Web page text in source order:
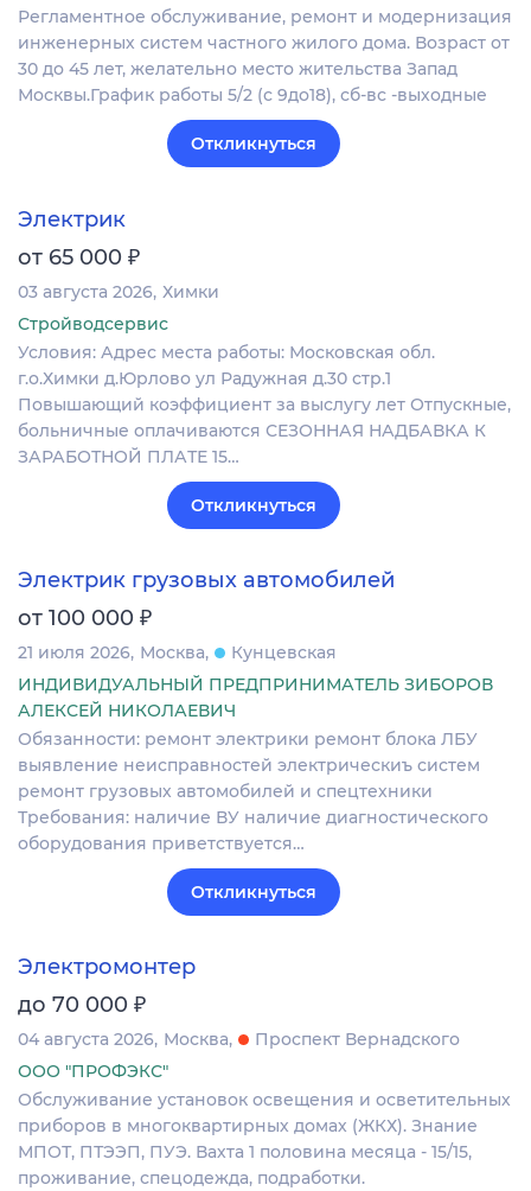
Регламентное обслуживание, ремонт и модернизация
инженерных систем частного жилого дома. Возраст от
30 до 45 лет, желательно место жительства Запад
Москвы.График работы 5/2 (с 9до18), сб-вс -выходные
Откликнуться
Электрик
от 65 000 ₽
03 августа 2026 Химки
Стройводсервис
Условия: Адрес места работы: Московская обл.
г.о.Химки д.Юрлово ул Радужная д.30 стр.1
Повышающий коэффициент за выслугу лет Отпускные,
больничные оплачиваются СЕЗОННАЯ НАДБАВКА К
ЗАРАБОТНОЙ ПЛАТЕ 15…
Откликнуться
Электрик грузовых автомобилей
от 100 000 ₽
21 июля 2026 Москва
Кунцевская
ИНДИВИДУАЛЬНЫЙ ПРЕДПРИНИМАТЕЛЬ ЗИБОРОВ
АЛЕКСЕЙ НИКОЛАЕВИЧ
Обязанности: ремонт электрики ремонт блока ЛБУ
выявление неисправностей электрическиъ систем
ремонт грузовых автомобилей и спецтехники
Требования: наличие ВУ наличие диагностического
оборудования приветствуется…
Откликнуться
Электромонтер
до 70 000 ₽
04 августа 2026 Москва
Проспект Вернадского
ООО "ПРОФЭКС"
Обслуживание установок освещения и осветительных
приборов в многоквартирных домах (ЖКХ). Знание
МПОТ, ПТЭЭП, ПУЭ. Вахта 1 половина месяца - 15/15,
проживание, спецодежда, подработки.